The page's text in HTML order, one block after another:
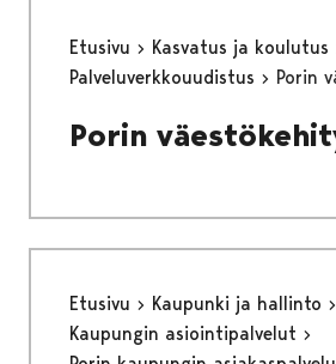
Etusivu
Kasvatus ja koulutus
Palveluverkkouudistus
Porin
Porin
Etusivu Kaupunki ja hallinto
Kaupungin asiointipalvelut